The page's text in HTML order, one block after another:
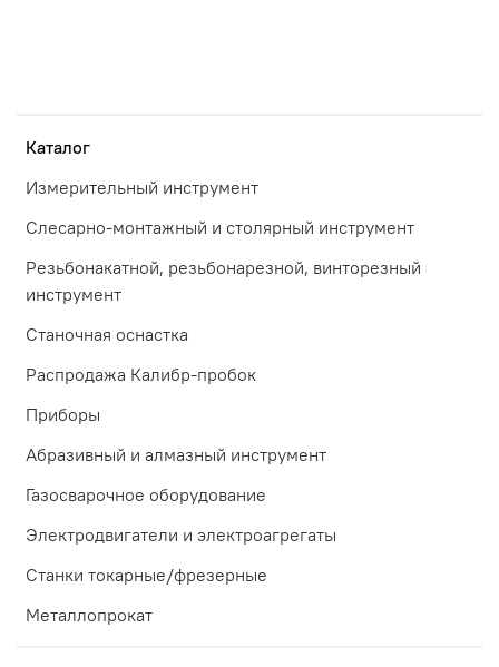
Каталог
Измерительный инструмент
Слесарно-монтажный и столярный инструмент
Резьбонакатной, резьбонарезной, винторезный
инструмент
Станочная оснастка
Распродажа Калибр-пробок
Приборы
Абразивный и алмазный инструмент
Газосварочное оборудование
Электродвигатели и электроагрегаты
Станки токарные/фрезерные
Металлопрокат